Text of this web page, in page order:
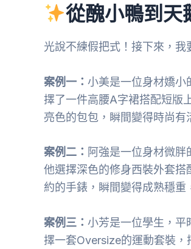
從醜小鴨到天
光說不練假把式！接下來，我
案例一： 小美是一位身材嬌小
擇了一件高腰A字裙搭配短版
亮色的包包，瞬間變得時尚有
案例二： 阿強是一位身材微
他選擇深色的修身西裝外套
約的手錶，瞬間變得成熟穩重
案例三： 小芳是一位學生，平
擇一套Oversize的運動套裝